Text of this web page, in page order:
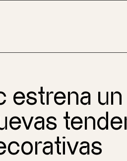
estrena